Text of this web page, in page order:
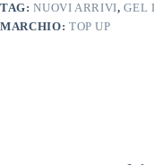
TAG:NUOVI ARRIVI,GEL
MARCHIO: TOP UP